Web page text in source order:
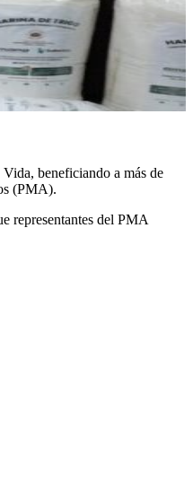
beneficiando a más de
(PMA).
representantes del PMA